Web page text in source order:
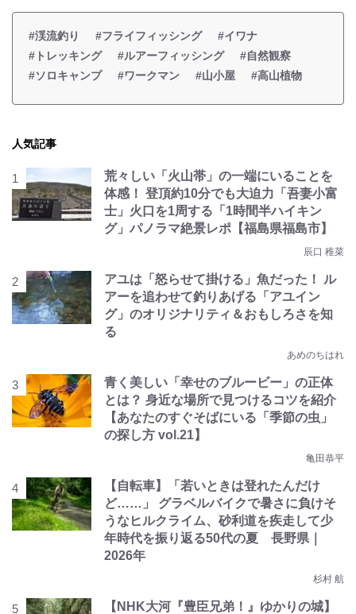
#渓流釣り #フライフィッシング
#イワナ
#トレッキング
#ルアーフィッシング
#自然観察
#ソロキャンプ
#ワークマン #山小屋 #高山植物
人気記事
荒々しい「火山帯」の一端にいることを
体感！ 登頂約10分でも大迫力「吾妻小富
士」火口を1周する「1時間半ハイキン
グ」パノラマ絶景レポ【福島県福島市】
辰口 稚菜
アユは「怒らせて掛ける」魚だった！ ル
アーを追わせて釣りあげる「アユイン
グ」のオリジナリティ＆おもしろさを知
る
あめのちはれ
青く美しい「幸せのブルービー」の正体
とは？ 身近な場所で見つけるコツを紹介
【あなたのすぐそばにいる「季節の虫」
の探し方 vol.21】
亀田恭平
【自転車】「若いときは登れたんだけ
ど……」 グラベルバイクで暑さに負けそ
うなヒルクライム、砂利道を疾走して少
年時代を振り返る50代の夏 長野県｜
2026年
杉村 航
【NHK大河『豊臣兄弟！』ゆかりの城】